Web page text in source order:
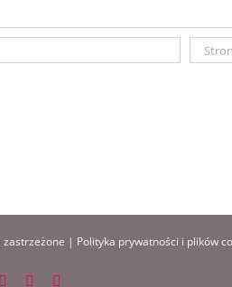
| Polityka prywatności i plików
FacebookInstagram